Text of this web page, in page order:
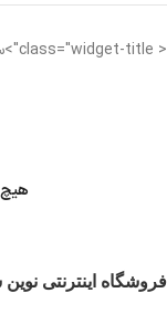
< class="widget-title">سبد خرید
فروشگاه اینترنتی